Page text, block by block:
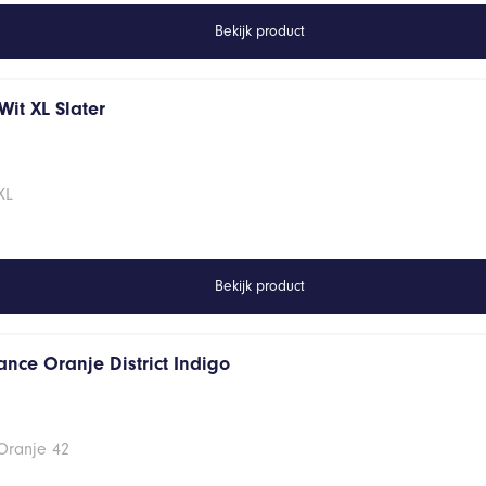
Bekijk product
XL Slater
Bekijk product
Oranje District Indigo
42